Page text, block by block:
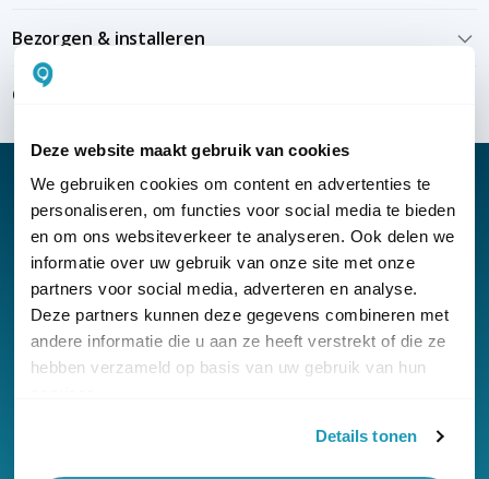
Deze website maakt gebruik van cookies
We gebruiken cookies om content en advertenties te
personaliseren, om functies voor social media te bieden
en om ons websiteverkeer te analyseren. Ook delen we
informatie over uw gebruik van onze site met onze
partners voor social media, adverteren en analyse.
Deze partners kunnen deze gegevens combineren met
andere informatie die u aan ze heeft verstrekt of die ze
hebben verzameld op basis van uw gebruik van hun
Details tonen
Bezorgen & installeren
Over KommaGo
Nieuwsbrief
Klantenservice